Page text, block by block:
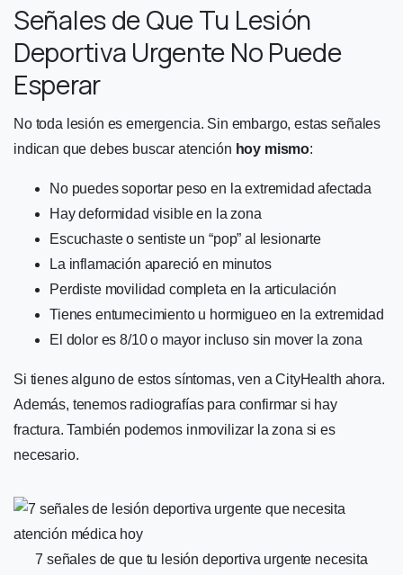
Señales de Que Tu Lesión
Deportiva Urgente No Puede
Esperar
No toda lesión es emergencia. Sin embargo, estas señales
indican que debes buscar atención hoy mismo:
No puedes soportar peso en la extremidad afectada
Hay deformidad visible en la zona
Escuchaste o sentiste un “pop” al lesionarte
La inflamación apareció en minutos
Perdiste movilidad completa en la articulación
Tienes entumecimiento u hormigueo en la extremidad
El dolor es 8/10 o mayor incluso sin mover la zona
Si tienes alguno de estos síntomas, ven a CityHealth ahora.
Además, tenemos radiografías para confirmar si hay
fractura. También podemos inmovilizar la zona si es
necesario.
7 señales de que tu lesión deportiva urgente necesita